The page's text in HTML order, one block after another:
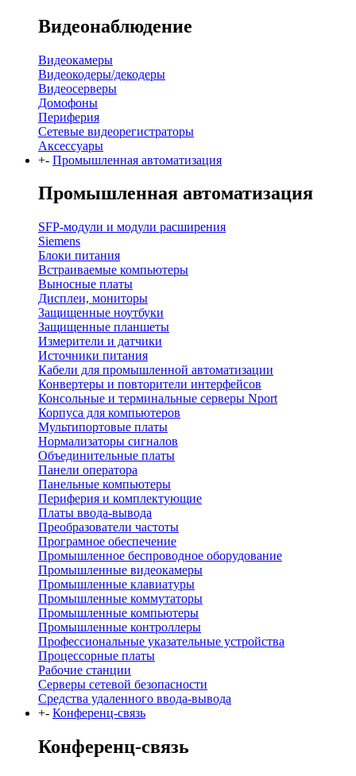
Видеонаблюдение
Видеокамеры
Видеокодеры/декодеры
Видеосерверы
Домофоны
Периферия
Сетевые видеорегистраторы
Аксессуары
+- Промышленная автоматизация
Промышленная автоматизация
SFP-модули и модули расширения
Siemens
Блоки питания
Встраиваемые компьютеры
Выносные платы
Дисплеи, мониторы
Защищенные ноутбуки
Защищенные планшеты
Измерители и датчики
Источники питания
Кабели для промышленной автоматизации
Конвертеры и повторители интерфейсов
Консольные и терминальные серверы Nport
Корпуса для компьютеров
Мультипортовые платы
Нормализаторы сигналов
Объединительные платы
Панели оператора
Панельные компьютеры
Периферия и комплектующие
Платы ввода-вывода
Преобразователи частоты
Програмное обеспечение
Промышленное беспроводное оборудование
Промышленные видеокамеры
Промышленные клавиатуры
Промышленные коммутаторы
Промышленные компьютеры
Промышленные контроллеры
Профессиональные указательные устройства
Процессорные платы
Рабочие станции
Серверы сетевой безопасности
Средства удаленного ввода-вывода
+- Конференц-связь
Конференц-связь